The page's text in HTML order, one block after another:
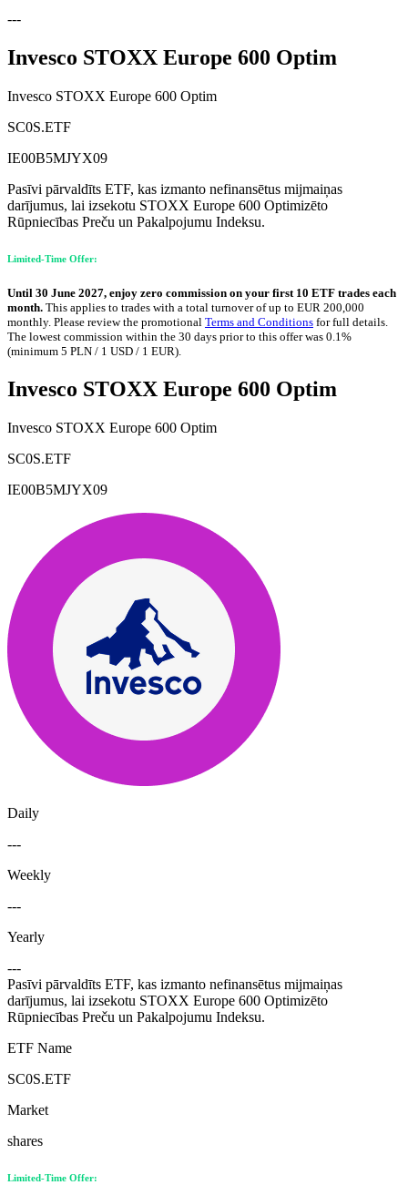
---
Invesco STOXX Europe 600 Optim
Invesco STOXX Europe 600 Optim
SC0S.ETF
IE00B5MJYX09
Pasīvi pārvaldīts ETF, kas izmanto nefinansētus mijmaiņas
darījumus, lai izsekotu STOXX Europe 600 Optimizēto
Rūpniecības Preču un Pakalpojumu Indeksu.
Limited-Time Offer:
Until 30 June 2027, enjoy zero commission on your first 10 ETF trades each
month. This applies to trades with a total turnover of up to EUR 200,000
monthly. Please review the promotional Terms and Conditions for full details.
The lowest commission within the 30 days prior to this offer was 0.1%
(minimum 5 PLN / 1 USD / 1 EUR).
Invesco STOXX Europe 600 Optim
Invesco STOXX Europe 600 Optim
SC0S.ETF
IE00B5MJYX09
Daily
---
Weekly
---
Yearly
---
Pasīvi pārvaldīts ETF, kas izmanto nefinansētus mijmaiņas
darījumus, lai izsekotu STOXX Europe 600 Optimizēto
Rūpniecības Preču un Pakalpojumu Indeksu.
ETF Name
SC0S.ETF
Market
shares
Limited-Time Offer: